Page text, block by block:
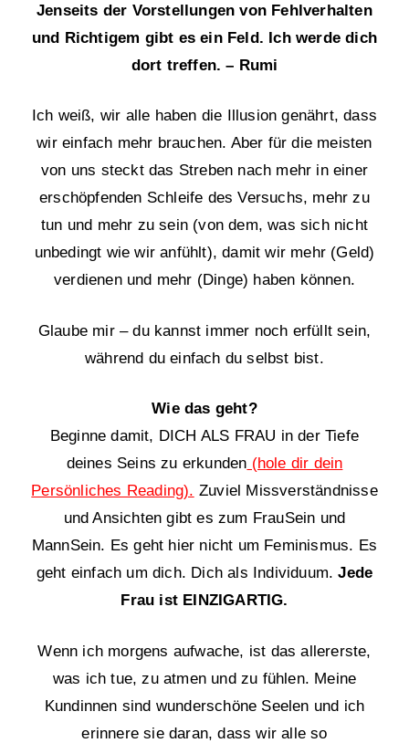
Jenseits der Vorstellungen von Fehlverhalten
und Richtigem gibt es ein Feld. Ich werde dich
dort treffen. – Rumi
Ich weiß, wir alle haben die Illusion genährt, dass
wir einfach mehr brauchen. Aber für die meisten
von uns steckt das Streben nach mehr in einer
erschöpfenden Schleife des Versuchs, mehr zu
tun und mehr zu sein (von dem, was sich nicht
unbedingt wie wir anfühlt), damit wir mehr (Geld)
verdienen und mehr (Dinge) haben können.
Glaube mir – du kannst immer noch erfüllt sein,
während du einfach du selbst bist.
Wie das geht?
Beginne damit, DICH ALS FRAU in der Tiefe
deines Seins zu erkunden (hole dir dein
Persönliches Reading). Zuviel Missverständnisse
und Ansichten gibt es zum FrauSein und
MannSein. Es geht hier nicht um Feminismus. Es
geht einfach um dich. Dich als Individuum.Jede
Frau ist EINZIGARTIG.
Wenn ich morgens aufwache, ist das allererste,
was ich tue, zu atmen und zu fühlen. Meine
Kundinnen sind wunderschöne Seelen und ich
erinnere sie daran, dass wir alle so